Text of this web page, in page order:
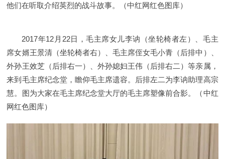
他们在听取介绍英烈的战斗故事。（中红网红色图库）
2017年12月22日，毛主席女儿李讷（坐轮椅者左）、毛主
席女婿王景清（坐轮椅者右）、毛主席侄女毛小青（后排中）、
外孙王效芝（后排右一）、外孙媳妇王伟（后排右二）等亲属，
来到毛主席纪念堂，瞻仰毛主席遗容。后排左二为李讷助理高宗
慧。图为大家在毛主席纪念堂大厅的毛主席塑像前合影。（中红
网红色图库）